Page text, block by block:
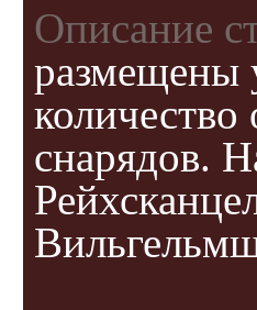
Описание
размещены
снарядов.